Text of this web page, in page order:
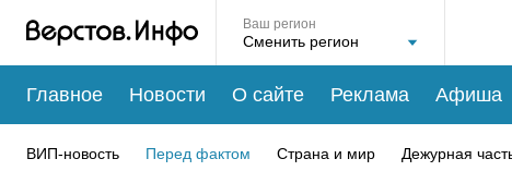
Ваш регион
Главное Новости О сайте Реклама Афиша
ВИП-новость Перед фактом Страна и мир Дежурная